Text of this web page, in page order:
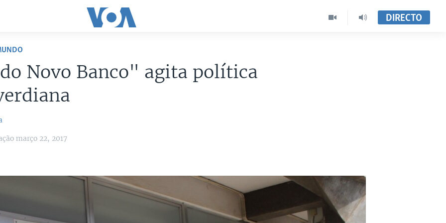
DIRECTO
Novo Banco" agita política
março 22, 2017